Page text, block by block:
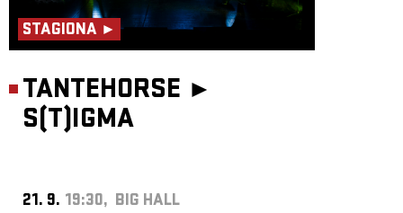
STAGIONA ►
TANTEHORSE ►
S(T)IGMA
21. 9. 19:30, BIG HALL